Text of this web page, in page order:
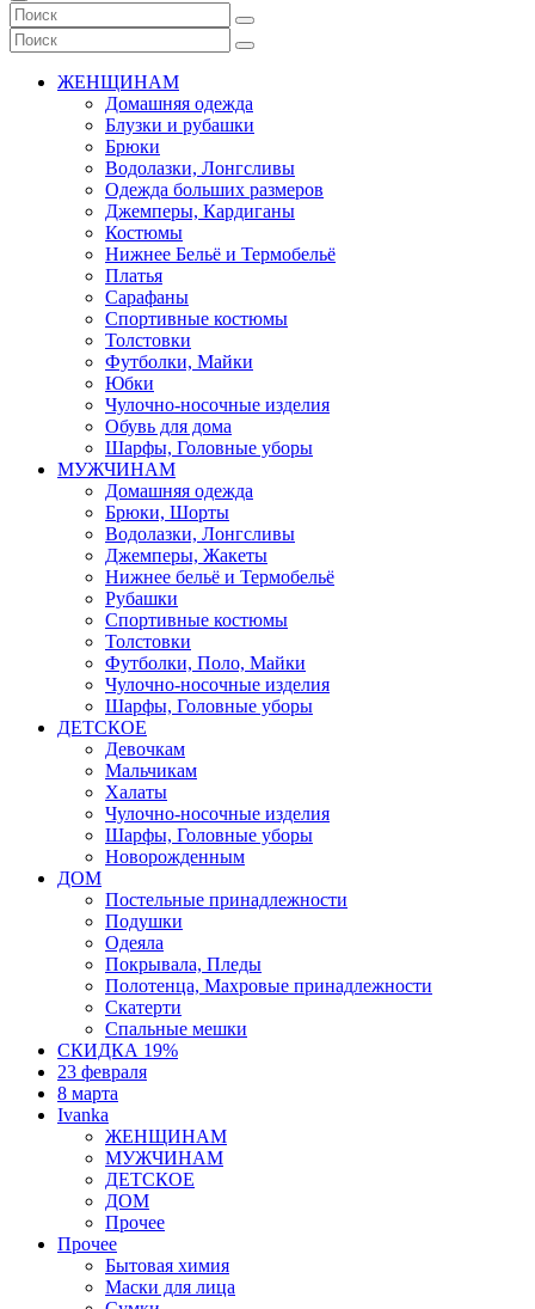
ЖЕНЩИНАМ
Домашняя одежда
Блузки и рубашки
Брюки
Водолазки, Лонгсливы
Одежда больших размеров
Джемперы, Кардиганы
Костюмы
Нижнее Бельё и Термобельё
Платья
Сарафаны
Спортивные костюмы
Толстовки
Футболки, Майки
Юбки
Чулочно-носочные изделия
Обувь для дома
Шарфы, Головные уборы
МУЖЧИНАМ
Домашняя одежда
Брюки, Шорты
Водолазки, Лонгсливы
Джемперы, Жакеты
Нижнее бельё и Термобельё
Рубашки
Спортивные костюмы
Толстовки
Футболки, Поло, Майки
Чулочно-носочные изделия
Шарфы, Головные уборы
ДЕТСКОЕ
Девочкам
Мальчикам
Халаты
Чулочно-носочные изделия
Шарфы, Головные уборы
Новорожденным
ДОМ
Постельные принадлежности
Подушки
Одеяла
Покрывала, Пледы
Полотенца, Махровые принадлежности
Скатерти
Спальные мешки
СКИДКА 19%
23 февраля
8 марта
Ivanka
ЖЕНЩИНАМ
МУЖЧИНАМ
ДЕТСКОЕ
ДОМ
Прочее
Прочее
Бытовая химия
Маски для лица